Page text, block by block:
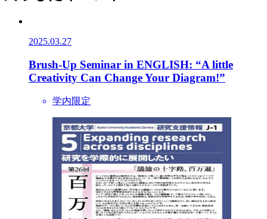
2025.03.27
Brush-Up Seminar in ENGLISH: “A little
Creativity Can Change Your Diagram!”
学内限定